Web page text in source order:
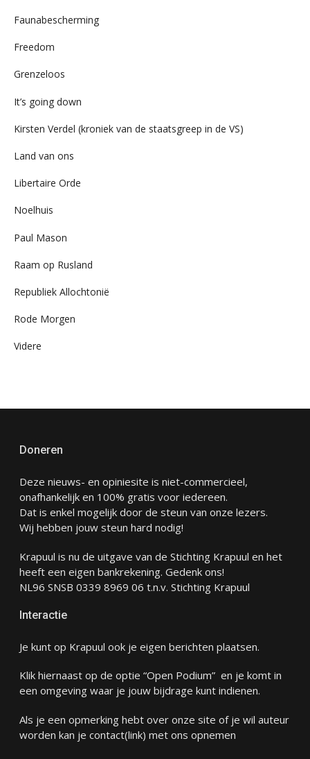
Faunabescherming
Freedom
Grenzeloos
It’s going down
Kirsten Verdel (kroniek van de staatsgreep in de VS)
Land van ons
Libertaire Orde
Noelhuis
Paul Mason
Raam op Rusland
Republiek Allochtonië
Rode Morgen
Videre
Doneren
Deze nieuws- en opiniesite is niet-commercieel,
onafhankelijk en 100% gratis voor iedereen.
Dat is enkel mogelijk door de steun van onze lezers.
Wij hebben jouw steun hard nodig!
Krapuul is nu de uitgave van de Stichting Krapuul en het
heeft een eigen bankrekening. Gedenk ons!
NL96 SNSB 0339 8969 06 t.n.v. Stichting Krapuul
Interactie
Je kunt op Krapuul ook je eigen berichten plaatsen.
Klik hiernaast op de optie “Open Podium” en je komt in
een omgeving waar je jouw bijdrage kunt indienen.
Als je een opmerking hebt over onze site of je wil auteur
worden kan je contact(link) met ons opnemen